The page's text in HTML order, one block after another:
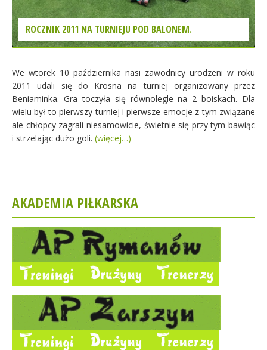
ROCZNIK 2011 NA TURNIEJU POD BALONEM.
We wtorek 10 października nasi zawodnicy urodzeni w roku
2011 udali się do Krosna na turniej organizowany przez
Beniaminka. Gra toczyła się równolegle na 2 boiskach. Dla
wielu był to pierwszy turniej i pierwsze emocje z tym związane
ale chłopcy zagrali niesamowicie, świetnie się przy tym bawiąc
i strzelając dużo goli. (więcej…)
AKADEMIA PIŁKARSKA